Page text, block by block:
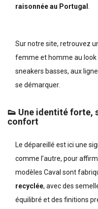
raisonnée au Portugal
Sur notre site, retrouvez
femme et homme au
sneakers basses, aux
se démarquer.
👟 Une identité forte,
confort
Le dépareillé est ici une
comme l’autre, pour
modèles Caval sont
recyclée, avec des
équilibré et des finitions